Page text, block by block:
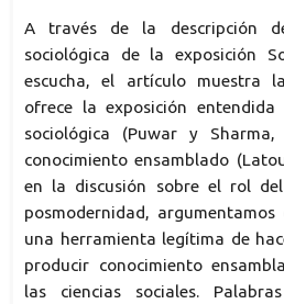
A través de la descripción
sociológica de la exposición
escucha, el artículo muestra
ofrece la exposición
sociológica (Puwar y
conocimiento ensamblado
en la discusión sobre el rol
posmodernidad,
una herramienta legítima de
producir conocimiento
las ciencias sociales.